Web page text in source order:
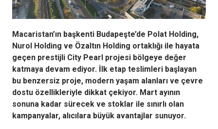
Macaristan’ın başkenti Budapeşte’de Polat Holding,
Nurol Holding ve Özaltın Holding ortaklığı ile hayata
geçen prestijli City Pearl projesi bölgeye değer
katmaya devam ediyor. İlk etap teslimleri başlayan
bu benzersiz proje, modern yaşam alanları ve çevre
dostu özellikleriyle dikkat çekiyor. Mart ayının
sonuna kadar sürecek ve stoklar ile sınırlı olan
kampanyalar, alıcılara büyük avantajlar sunuyor.